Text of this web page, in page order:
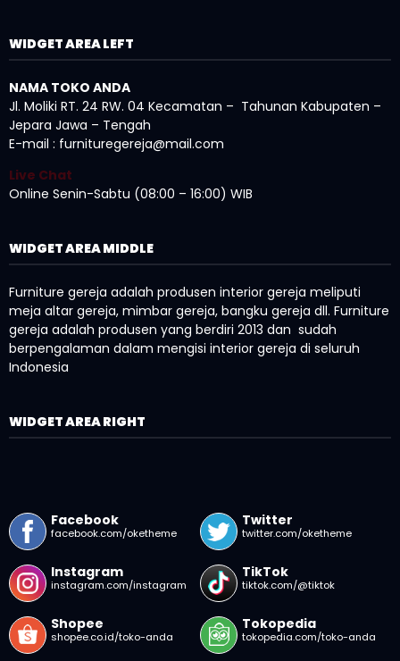
WIDGET AREA LEFT
NAMA TOKO ANDA
Jl. Moliki RT. 24 RW. 04 Kecamatan – Tahunan Kabupaten –
Jepara Jawa – Tengah
E-mail : furnituregereja@mail.com
Live Chat
Online Senin-Sabtu (08:00 – 16:00) WIB
WIDGET AREA MIDDLE
Furniture gereja adalah produsen interior gereja meliputi
meja altar gereja, mimbar gereja, bangku gereja dll. Furniture
gereja adalah produsen yang berdiri 2013 dan sudah
berpengalaman dalam mengisi interior gereja di seluruh
Indonesia
WIDGET AREA RIGHT
Facebook
facebook.com/oketheme
Twitter
twitter.com/oketheme
Instagram
instagram.com/instagram
TikTok
tiktok.com/@tiktok
Shopee
shopee.co.id/toko-anda
Tokopedia
tokopedia.com/toko-anda